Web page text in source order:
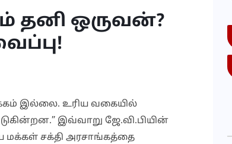
தனி ஒருவன்?
இல்லை. உரிய வகையில்
இவ்வாறு ஜே.வி.பியின்
மக்கள் சக்தி அரசாங்கத்தை